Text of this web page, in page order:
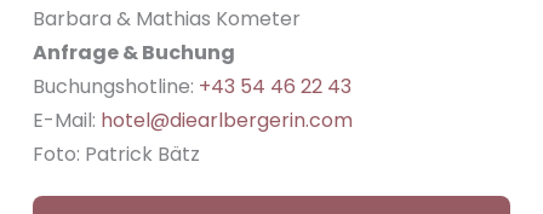
Barbara & Mathias Kometer
Anfrage & Buchung
Buchungshotline: +43 54 46 22 43
E-Mail: hotel@diearlbergerin.com
Foto: Patrick Bätz